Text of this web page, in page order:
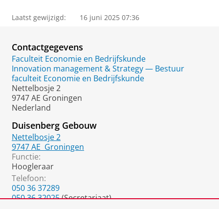
Laatst gewijzigd: 16 juni 2025 07:36
Contactgegevens
Faculteit Economie en Bedrijfskunde
Innovation management & Strategy — Bestuur
faculteit Economie en Bedrijfskunde
Nettelbosje 2
9747 AE Groningen
Nederland
Duisenberg Gebouw
Nettelbosje 2
9747 AE Groningen
Functie:
Hoogleraar
Telefoon:
050 36 37289
050 36 32025(Secretariaat)